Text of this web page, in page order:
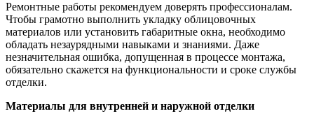
Ремонтные работы рекомендуем доверять профессионалам.
Чтобы грамотно выполнить укладку облицовочных
материалов или установить габаритные окна, необходимо
обладать незаурядными навыками и знаниями. Даже
незначительная ошибка, допущенная в процессе монтажа,
обязательно скажется на функциональности и сроке службы
отделки.
Материалы для внутренней и наружной отделки